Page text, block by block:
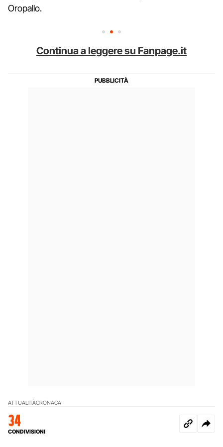
Oropallo.
Continua a leggere su Fanpage.it
ATTUALITÀCRONACA
34
CONDIVISIONI